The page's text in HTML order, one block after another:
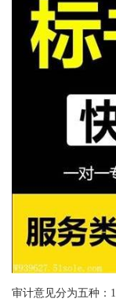
审计意见分为五种：